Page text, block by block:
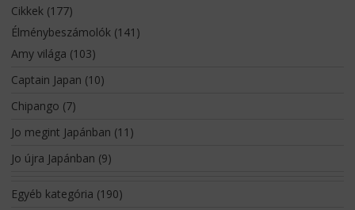
Cikkek(177)
Élménybeszámolók(141)
Amy világa (103)
Captain Japan (10)
Chipango (7)
Jo megint Japánban (11)
Jo újra Japánban (9)
Egyéb kategória (190)